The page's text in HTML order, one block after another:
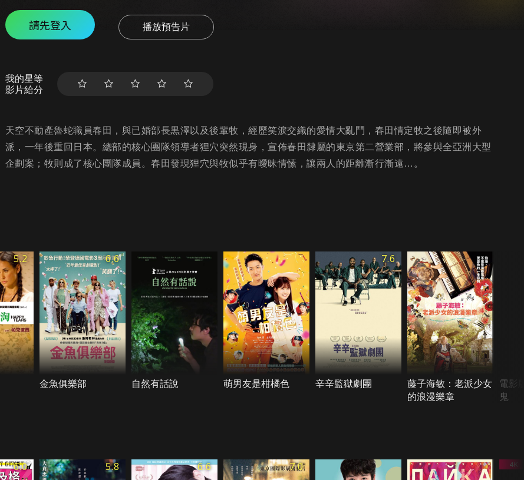
請先登入 播放預告片
我的星等
影片給分
天空不動產魯蛇職員春田，與已婚部長黒澤以及後輩牧，經歷笑淚交織的愛情大亂鬥，春田情定牧之後隨即被外
派，一年後重回日本。總部的核心團隊領導者狸穴突然現身，宣佈春田隸屬的東京第二營業部，將參與全亞洲大型
企劃案；牧則成了核心團隊成員。春田發現狸穴與牧似乎有曖昧情愫，讓兩人的距離漸行漸遠…。
5.2 6.6
金魚俱樂部 自然有話說 萌男友是柑橘色
7.6
辛辛監獄劇團
藤子海敏：老派少女
的浪漫樂章
電影
鬼
6.0 5.8 6.6 7.0